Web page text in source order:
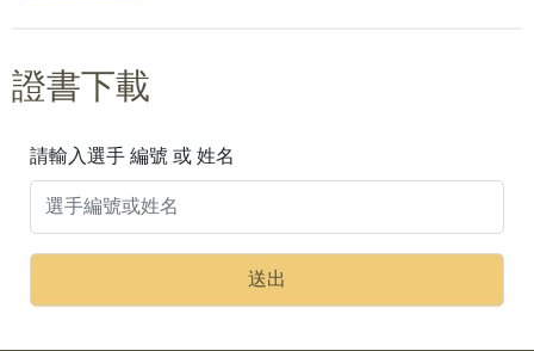
證書下載
請輸入選手 編號 或 姓名